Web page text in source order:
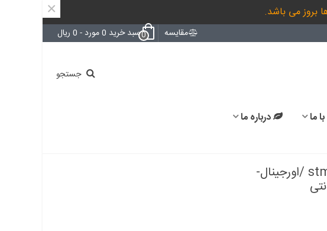
بروز می باشد. ×
مقایسه 0سبد خرید 0مورد - 0 ریال
جستجو
ما درباره ما
میکروکنترلر stm32f101r8t6 /اورجینال-